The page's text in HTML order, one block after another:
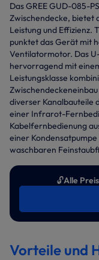
Das GREE GUD-085-
Zwischendecke, bietet
Leistung und Effizienz.
punktet das Gerät mit
Ventilatormotor. Das
hervorragend mit
Leistungsklasse
diverser Kanalbauteile
einer Infrarot-
Kabelfernbedienung
einer
waschbaren
🔓Alle
Vorteile und